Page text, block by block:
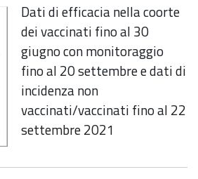
Dati di efficacia nella coorte
dei vaccinati fino al 30
giugno con monitoraggio
fino al 20 settembre e dati di
incidenza non
vaccinati/vaccinati fino al 22
settembre 2021